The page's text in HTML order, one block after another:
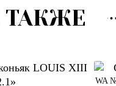
ТАКЖЕ
WA